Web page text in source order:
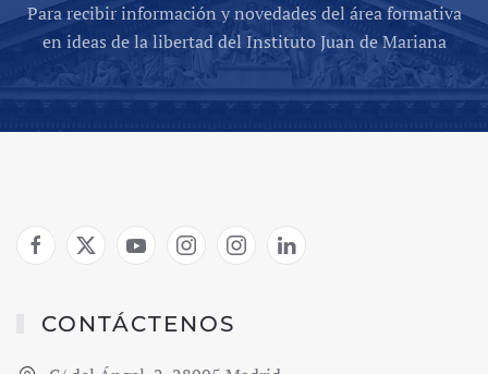
Para recibir información y novedades del área formativa
en ideas de la libertad del Instituto Juan de Mariana
CONTÁCTENOS